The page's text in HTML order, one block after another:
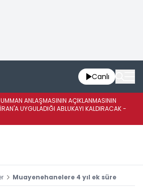
Canlı
ANLAŞMASININ AÇIKLANMASININ
UYGULADIĞI ABLUKAYI KALDIRACAK -
Muayenehanelere 4 yıl ek süre